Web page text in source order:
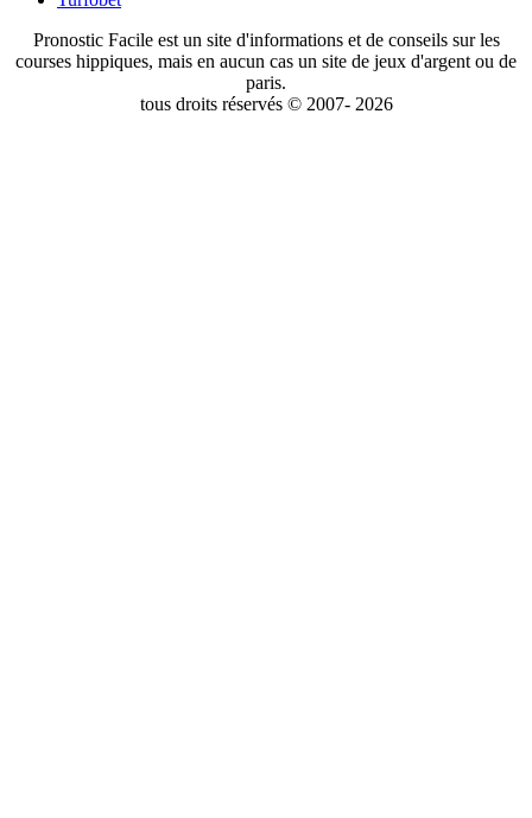
Pronostic Facile est un site d'informations et de conseils sur les
courses hippiques, mais en aucun cas un site de jeux d'argent ou de
paris.
tous droits réservés © 2007- 2026